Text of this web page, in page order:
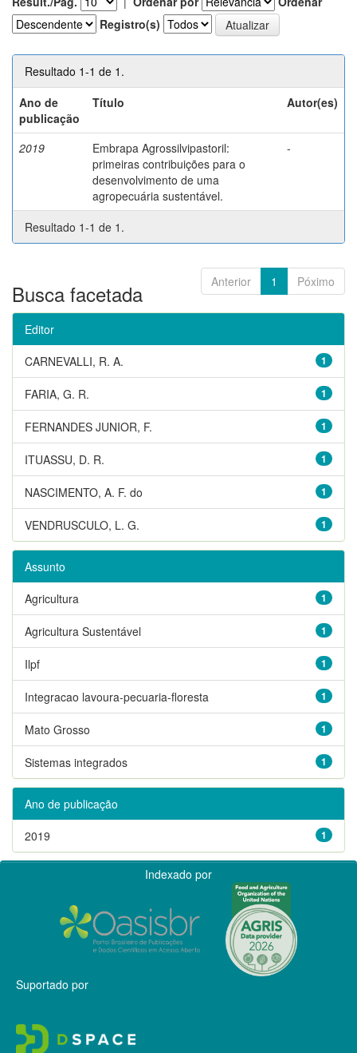
Registro(s)
Resultado 1-1 de 1.
Ano de
publicação
Título Autor(es)
2019
Embrapa Agrossilvipastoril:
primeiras contribuições para o
desenvolvimento de uma
agropecuária sustentável.
-
Resultado 1-1 de 1.
Anterior 1 Póximo
Busca facetada
Editor
1
CARNEVALLI, R. A.
1
FARIA, G. R.
1
FERNANDES JUNIOR, F.
1
ITUASSU, D. R.
1
NASCIMENTO, A. F. do
1
VENDRUSCULO, L. G.
Assunto
1
Agricultura
1
Agricultura Sustentável
1
Ilpf
1
Integracao lavoura-pecuaria-floresta
1
Mato Grosso
1
Sistemas integrados
Ano de publicação
1
2019
Indexado por
Suportado por